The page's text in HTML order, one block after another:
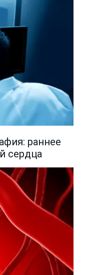
раннее
сердца